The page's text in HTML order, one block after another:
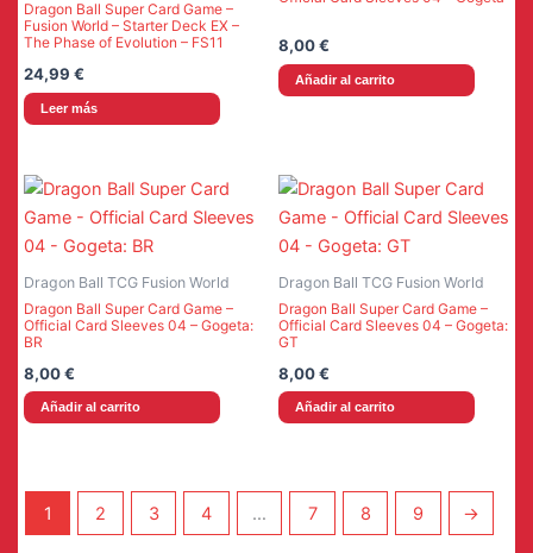
Dragon Ball Super Card Game –
Fusion World – Starter Deck EX –
The Phase of Evolution – FS11
24,99 €
Leer más
8,00€
Añadir al carrito
Dragon Ball TCG Fusion World
Dragon Ball Super Card Game –
Official Card Sleeves 04 – Gogeta:
BR
8,00€
Añadir al carrito
Dragon Ball TCG Fusion World
Dragon Ball Super Card Game –
Official Card Sleeves 04 – Gogeta:
GT
8,00€
Añadir al carrito
1 2 3 4 … 7 8 9 →